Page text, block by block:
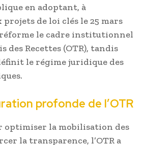
en adoptant, à
projets de loi clés le 25 mars
réforme le cadre institutionnel
des Recettes (OTR), tandis
le régime juridique des
profonde de l’OTR
optimiser la mobilisation des
la transparence, l’OTR a